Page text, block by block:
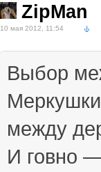
ZipMan
10 мая 2012, 11:54
Выбор
между
И говно